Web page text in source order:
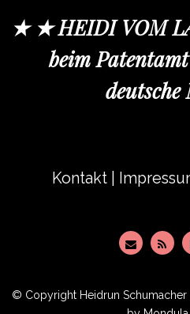
★ ★ HEIDI VOM
beim
deutsche
Kontakt
© Copyright Heidrun Schumacher